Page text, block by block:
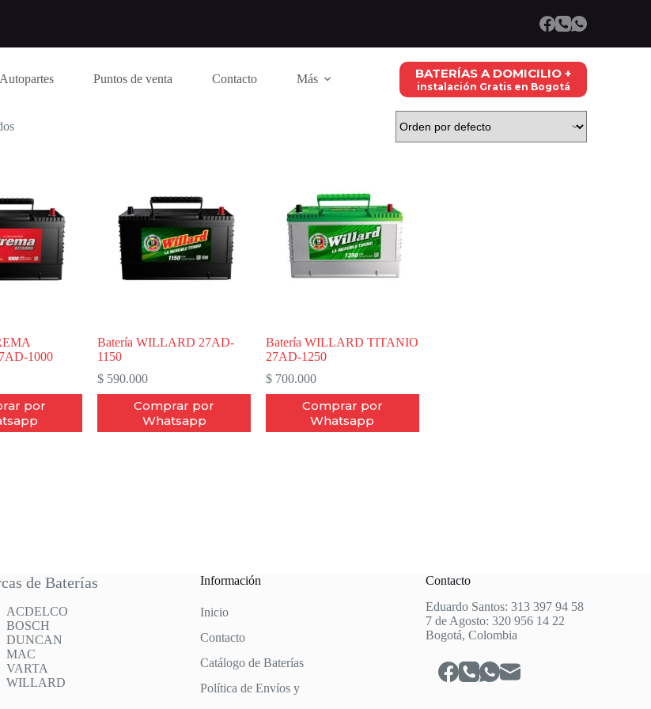
Autopartes Puntos de venta Contacto Más BATERÍAS A DOMICILIO +
instalación Gratis en Bogotá
1000
por
Batería WILLARD 27AD-
1150
$ 590.000
Comprar por
Whatsapp
Batería WILLARD TITANIO
27AD-1250
$700.000
Comprar por
Whatsapp
de Baterías
ACDELCO
BOSCH
DUNCAN
MAC
VARTA
WILLARD
Información
Inicio
Contacto
Catálogo de Baterías
Política de Envíos y
Contacto
Eduardo Santos: 313 397 94 58
7 de Agosto: 320 956 14 22
Bogotá, Colombia